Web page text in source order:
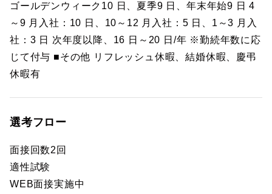
ゴールデンウィーク10 日、夏季9 日、年末年始9 日 4
～9 月入社：10 日、10～12 月入社：5 日、1～3 月入
社：3 日 次年度以降、16 日～20 日/年 ※勤続年数に応
じて付与 ■その他 リフレッシュ休暇、結婚休暇、慶弔
休暇有
選考フロー
面接回数2回
適性試験
WEB面接実施中